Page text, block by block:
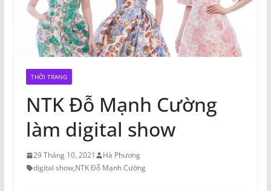
THỜI TRANG
NTK Đỗ Mạnh Cường
làm digital show
29 Tháng 10, 2021
Hà Phương
digital show,NTK Đỗ Mạnh Cường